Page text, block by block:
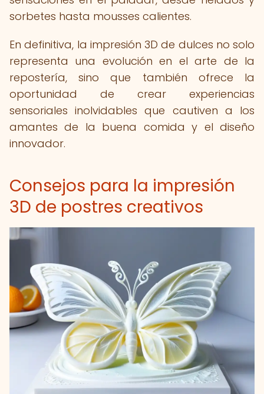
sorbetes hasta mousses calientes.
En definitiva, la impresión 3D de dulces no solo
representa una evolución en el arte de la
repostería, sino que también ofrece la
oportunidad de crear experiencias
sensoriales inolvidables que cautiven a los
amantes de la buena comida y el diseño
innovador.
Consejos para la impresión
3D de postres creativos